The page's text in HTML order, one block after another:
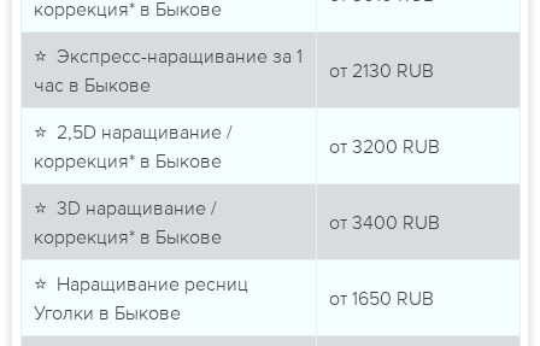
коррекция* в Быкове
⭐ Экспресс-наращивание за 1
час в Быкове
от 2130 RUB
⭐ 2,5D наращивание /
коррекция* в Быкове
от 3200 RUB
⭐ 3D наращивание /
коррекция* в Быкове
от 3400 RUB
⭐ Наращивание ресниц
Уголки в Быкове
от 1650 RUB